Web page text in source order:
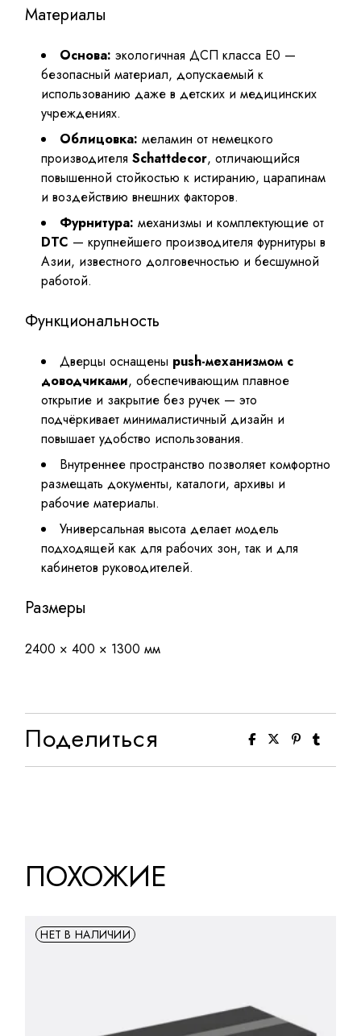
Материалы
Основа: экологичная ДСП класса E0 —
безопасный материал, допускаемый к
использованию даже в детских и медицинских
учреждениях.
Облицовка: меламин от немецкого
производителяSchattdecor, отличающийся
повышенной стойкостью к истиранию, царапинам
и воздействию внешних факторов.
Фурнитура: механизмы и комплектующие от
DTC — крупнейшего производителя фурнитуры в
Азии, известного долговечностью и бесшумной
работой.
Функциональность
Дверцы оснащены push-механизмом с
доводчиками, обеспечивающим плавное
открытие и закрытие без ручек — это
подчёркивает минималистичный дизайн и
повышает удобство использования.
Внутреннее пространство позволяет комфортно
размещать документы, каталоги, архивы и
рабочие материалы.
Универсальная высота делает модель
подходящей как для рабочих зон, так и для
кабинетов руководителей.
Размеры
2400 × 400 × 1300 мм
Поделиться
ПОХОЖИЕ
НЕТ В НАЛИЧИИ